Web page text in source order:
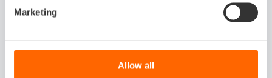
Marketing
Allow all
Human Capital